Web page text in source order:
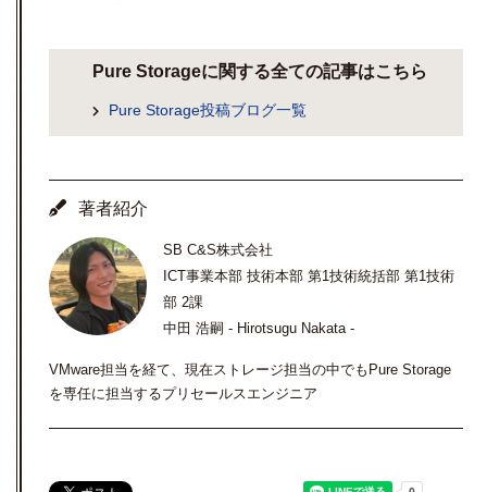
Pure Storageに関する全ての記事はこちら
Pure Storage投稿ブログ一覧
著者紹介
SB C&S株式会社
ICT事業本部 技術本部 第1技術統括部 第1技術
部 2課
中田 浩嗣 - Hirotsugu Nakata -
VMware担当を経て、現在ストレージ担当の中でもPure Storage
を専任に担当するプリセールスエンジニア